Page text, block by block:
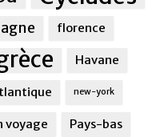
florence
Havane
new-york
voyage Pays-bas